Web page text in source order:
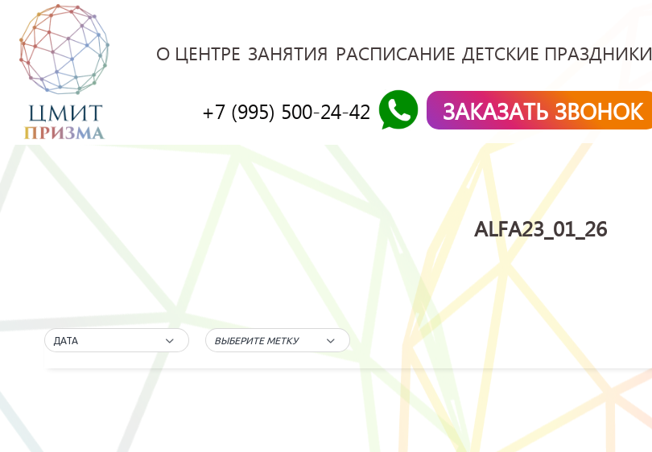
О ЦЕНТРЕ ЗАНЯТИЯ РАСПИСАНИЕ ДЕТСКИЕ ПРАЗДНИКИ
+7 (995) 500-24-42 ЗАКАЗАТЬ ЗВОНОК
ALFA23_01_26
ДАТА ВЫБЕРИТЕ МЕТКУ